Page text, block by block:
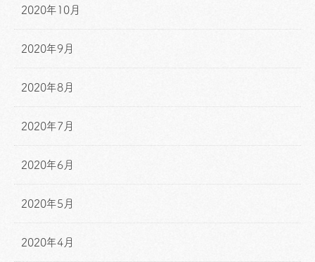
2020年10月
2020年9月
2020年8月
2020年7月
2020年6月
2020年5月
2020年4月